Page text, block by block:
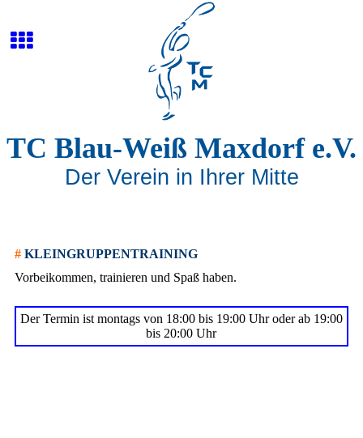
TC Blau-Weiß Maxdorf e.V.
Der Verein in Ihrer Mitte
# KLEINGRUPPENTRAINING
Vorbeikommen, trainieren und Spaß haben.
Der Termin ist montags von 18:00 bis 19:00 Uhr oder ab 19:00
bis 20:00 Uhr